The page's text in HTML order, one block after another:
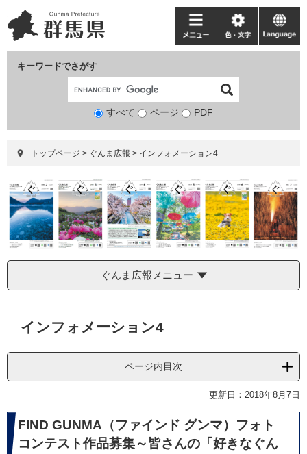
ー
ジ
ニ
ュ
て
キーワードでさがす
検
象
すべて ページ PDF
メ
ニ
ー
色・
文
language
トップページ > ぐんま広報 > インフォメーション4
ぐんま広報メニュー
インフォメーション4
ページ内目次
更新日：2018年8月7日
FIND GUNMA（ファインド グンマ）フォト
コンテスト作品募集～皆さんの「好きなぐん